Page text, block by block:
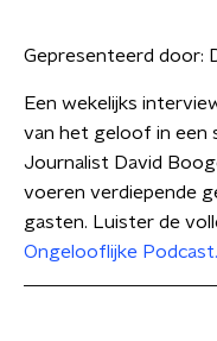
Gepresenteerd door:
Een wekelijks
van het geloof in een
Journalist David
voeren verdiepende
gasten. Luister de
Ongelooflijke Podcast.